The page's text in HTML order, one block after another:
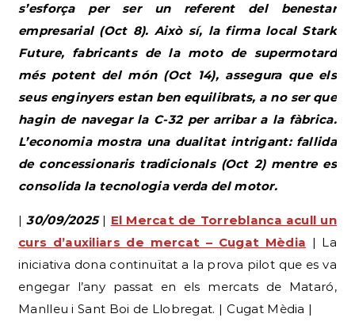
s’esforça per ser un referent del benestar
empresarial (Oct 8). Això sí, la firma local Stark
Future, fabricants de la moto de supermotard
més potent del món (Oct 14), assegura que els
seus enginyers estan ben equilibrats, a no ser que
hagin de navegar la C-32 per arribar a la fàbrica.
L’economia mostra una dualitat intrigant: fallida
de concessionaris tradicionals (Oct 2) mentre es
consolida la tecnologia verda del motor.
|30/09/2025| El Mercat de Torreblanca acull un
curs d’auxiliars de mercat – Cugat Mèdia | La
iniciativa dona continuïtat a la prova pilot que es va
engegar l’any passat en els mercats de Mataró,
Manlleu i Sant Boi de Llobregat. | Cugat Mèdia |